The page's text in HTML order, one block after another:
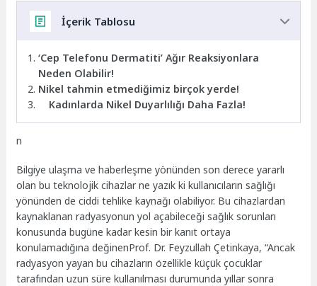
İçerik Tablosu
‘Cep Telefonu Dermatiti’ Ağır Reaksiyonlara
Neden Olabilir!
Nikel tahmin etmediğimiz birçok yerde!
Kadınlarda Nikel Duyarlılığı Daha Fazla!
n
Bilgiye ulaşma ve haberleşme yönünden son derece yararlı
olan bu teknolojik cihazlar ne yazık ki kullanıcıların sağlığı
yönünden de ciddi tehlike kaynağı olabiliyor. Bu cihazlardan
kaynaklanan radyasyonun yol açabileceği sağlık sorunları
konusunda bugüne kadar kesin bir kanıt ortaya
konulamadığına değinenProf. Dr. Feyzullah Çetinkaya, “Ancak
radyasyon yayan bu cihazların özellikle küçük çocuklar
tarafından uzun süre kullanılması durumunda yıllar sonra